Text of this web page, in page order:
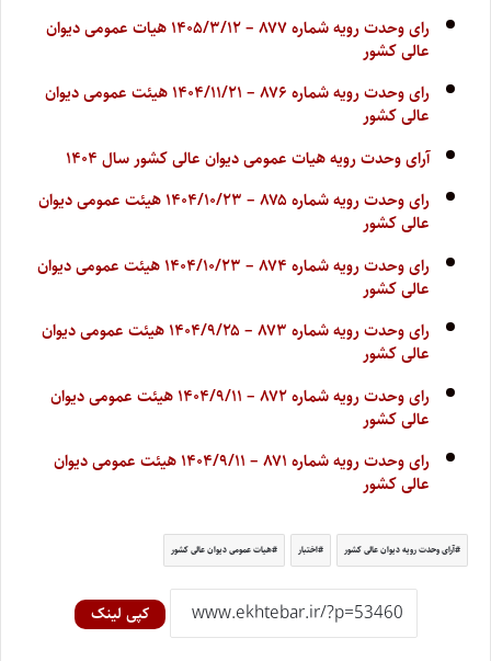
رای وحدت رویه شماره ۸۷۷ – ۱۴۰۵/۳/۱۲ هیات عمومی دیوان
عالی کشور
رای وحدت رویه شماره ۸۷۶ – ۱۴۰۴/۱۱/۲۱ هیئت عمومی دیوان
عالی کشور
آرای وحدت رویه هیات عمومی دیوان عالی کشور سال ۱۴۰۴
رای وحدت رویه شماره ۸۷۵ – ۱۴۰۴/۱۰/۲۳ هیئت عمومی دیوان
عالی کشور
رای وحدت رویه شماره ۸۷۴ – ۱۴۰۴/۱۰/۲۳ هیئت عمومی دیوان
عالی کشور
رای وحدت رویه شماره ۸۷۳ – ۱۴۰۴/۹/۲۵ هیئت عمومی دیوان
عالی کشور
رای وحدت رویه شماره ۸۷۲ – ۱۴۰۴/۹/۱۱ هیئت عمومی دیوان
عالی کشور
رای وحدت رویه شماره ۸۷۱ – ۱۴۰۴/۹/۱۱ هیئت عمومی دیوان
عالی کشور
آرای وحدت رویه دیوان عالی کشور اختبار هیات عمومی دیوان عالی کشور
کپی لینک